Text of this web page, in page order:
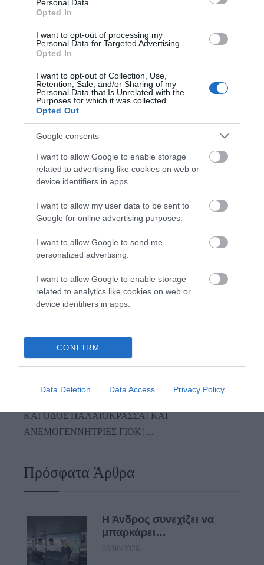
Personal Data.
Opted In
I want to opt-out of processing my
Personal Data for Targeted Advertising.
Opted In
I want to opt-out of Collection, Use,
Retention, Sale, and/or Sharing of my
Personal Data that Is Unrelated with the
Purposes for which it was collected.
Opted Out
Google consents
I want to allow Google to enable storage
related to advertising like cookies on web or
device identifiers in apps.
I want to allow my user data to be sent to
Google for online advertising purposes.
I want to allow Google to send me
personalized advertising.
I want to allow Google to enable storage
related to analytics like cookies on web or
device identifiers in apps.
CONFIRM
Data Deletion Data Access Privacy Policy
Προτεινόμενα άρθρα
ΡΑΦΗΝΑ ΣΤΟ «ΤΕΛΕΥΤΑΙΟ ΜΠΑΡΚΟ» ΤΟΥ
ΚΑΠΕΤΑΝ ΑΝΤΩΝΗ ΒΙΔΑΛΗ
ΑΠΟΚΛΕΙΣΤΙΚΟ: «ΕΤΣΙ ΑΝΑΚΑΛΥΨΑ ΤΟ
«ΑΥΤΗ ΤΗΝ ΑΝΔΡΟ ΘΕΛΟΥΜΕ…»
ΚΑΙ ΟΔΟΣ ΠΑΛΑIΟΚΡΑΣΣΑ! ΚΑΙ
ΑΝΕΜΟΓΕΝΝΗΤΡΙΕΣ ΓΙΟΚ!…
Πρόσφατα Άρθρα
Η Άνδρος συνεχίζει να
μπαρκάρει…
06/08/2026